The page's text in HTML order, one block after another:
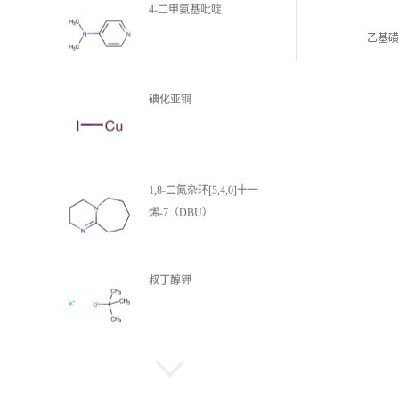
4-二甲氨基吡啶
碘化亚铜
1,8-二氮杂环[5,4,0]十一
烯-7（DBU）
叔丁醇钾
乙基